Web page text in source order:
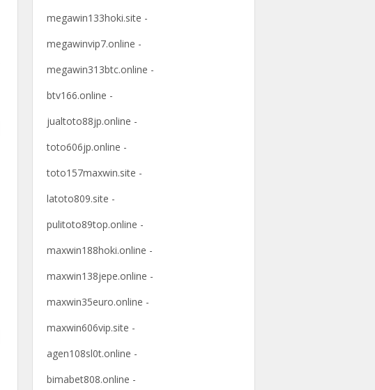
megawin133hoki.site -
megawinvip7.online -
megawin313btc.online -
btv166.online -
jualtoto88jp.online -
toto606jp.online -
toto157maxwin.site -
latoto809.site -
pulitoto89top.online -
maxwin188hoki.online -
maxwin138jepe.online -
maxwin35euro.online -
maxwin606vip.site -
agen108sl0t.online -
bimabet808.online -